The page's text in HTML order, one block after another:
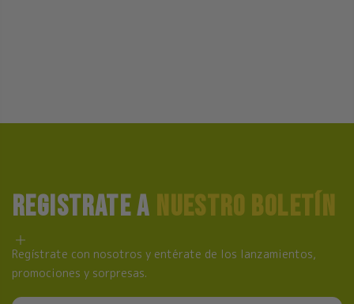
REGISTRATE A NUESTRO BOLETÍN
Regístrate con nosotros y entérate de los lanzamientos,
promociones y sorpresas.